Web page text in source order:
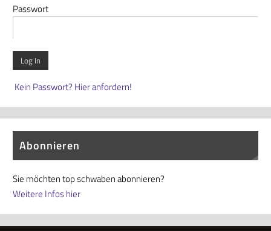
Passwort
Kein Passwort? Hier anfordern!
Abonnieren
Sie möchten top schwaben abonnieren?
Weitere Infos hier